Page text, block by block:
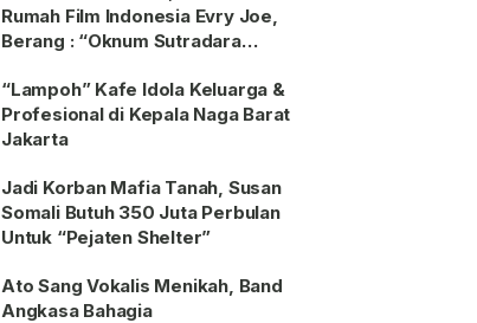
Rumah Film Indonesia Evry Joe,
Berang : “Oknum Sutradara
“Lampoh” Kafe Idola Keluarga &
Profesional di Kepala Naga Barat
Jakarta
Jadi Korban Mafia Tanah, Susan
Somali Butuh 350 Juta Perbulan
Untuk “Pejaten Shelter”
Ato Sang Vokalis Menikah, Band
Angkasa Bahagia